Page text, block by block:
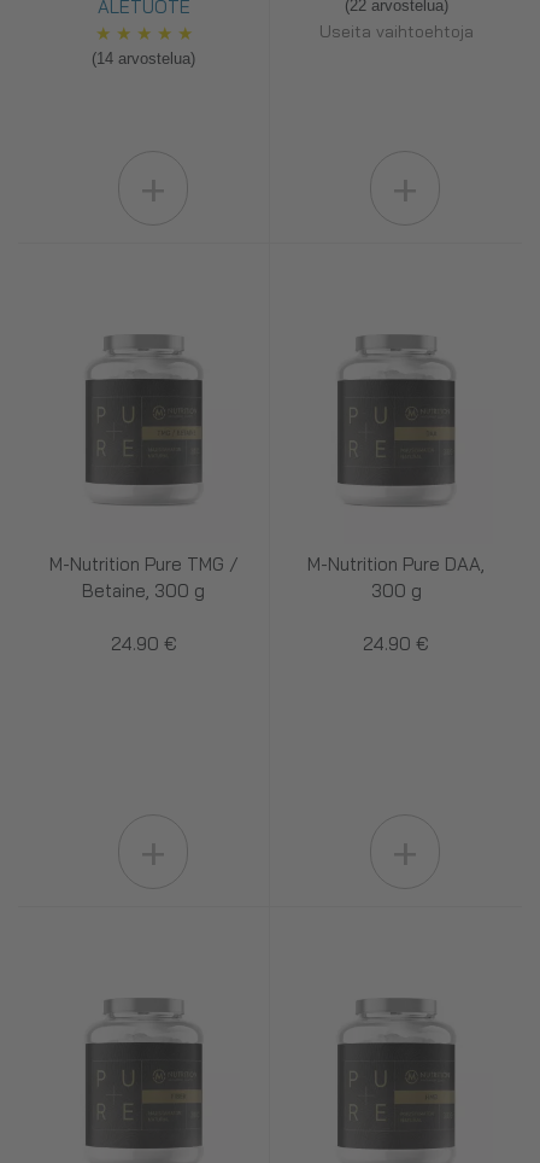
ALETUOTE
★ ★ ★ ★ ★
(14 arvostelua)
(22 arvostelua)
Useita vaihtoehtoja
M-Nutrition Pure TMG /
Betaine, 300 g
24.90 €
M-Nutrition Pure DAA,
300 g
24.90 €